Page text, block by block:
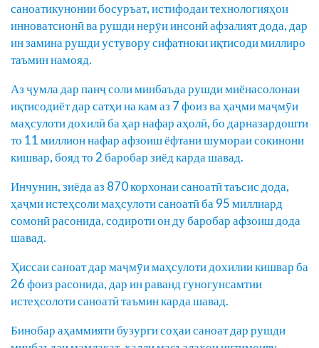
саноатикунонии босуръат, истифодаи технологияҳои
инноватсионӣ ва рушди нерӯи инсонӣ афзалият дода, дар
ин замина рушди устувору сифатноки иқтисоди миллиро
таъмин намояд.
Аз ҷумла дар панҷ соли минбаъда рушди миёнасолонаи
иқтисодиёт дар сатҳи на кам аз 7 фоиз ва ҳаҷми маҷмӯи
маҳсулоти дохилӣ ба ҳар нафар аҳолӣ, бо дарназардошти
то 11 миллион нафар афзоиш ёфтани шумораи сокинони
кишвар, бояд то 2 баробар зиёд карда шавад.
Инчунин, зиёда аз 870 корхонаи саноатӣ таъсис дода,
ҳаҷми истеҳсоли маҳсулоти саноатӣ ба 95 миллиард
сомонӣ расонида, содироти он ду баробар афзоиш дода
шавад.
Ҳиссаи саноат дар маҷмӯи маҳсулоти дохилии кишвар ба
26 фоиз расонида, дар ин раванд гуногунсамтии
истеҳсолоти саноатӣ таъмин карда шавад.
Бинобар аҳаммияти бузурги соҳаи саноат дар рушди